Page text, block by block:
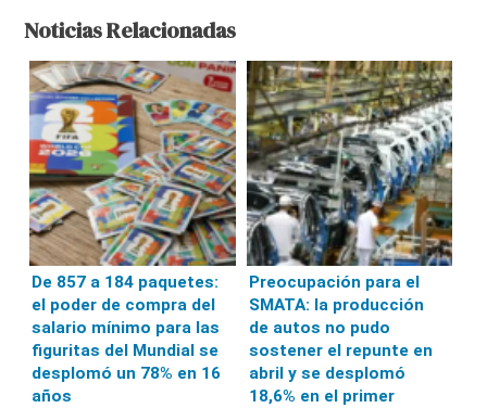
Noticias Relacionadas
De 857 a 184 paquetes:
el poder de compra del
salario mínimo para las
figuritas del Mundial se
desplomó un 78% en 16
años
Preocupación para el
SMATA: la producción
de autos no pudo
sostener el repunte en
abril y se desplomó
18,6% en el primer